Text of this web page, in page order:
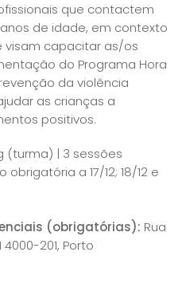
que contactem
de idade, em contexto
visam capacitar as/os
do Programa Hora
da violência
as crianças a
positivos.
(turma) | 3 sessões
a 17/12; 18/12 e
(obrigatórias): Rua
4000-201, Porto